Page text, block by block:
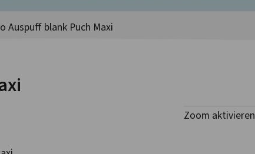
Auspuff blank Puch Maxi
Zoom aktivieren